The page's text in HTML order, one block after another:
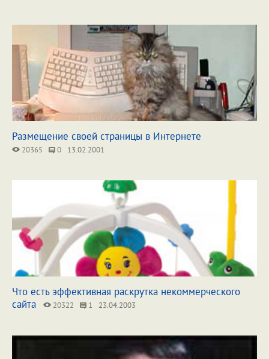
Размещение своей страницы в Интернете
20365 0 13.02.2001
Что есть эффективная раскрутка некоммерческого
сайта
20322 1 23.04.2003